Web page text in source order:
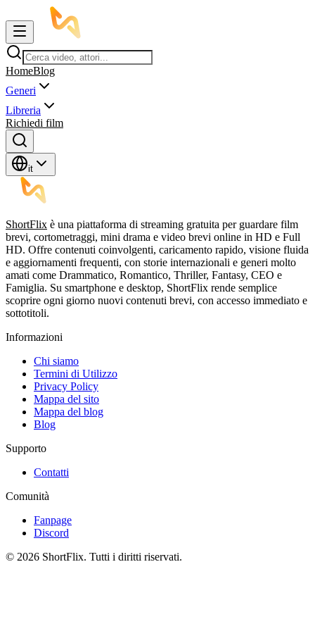
HomeBlog
Generi
Libreria
Richiedi film
it
ShortFlix è una piattaforma di streaming gratuita per guardare film
brevi, cortometraggi, mini drama e video brevi online in HD e Full
HD. Offre contenuti coinvolgenti, caricamento rapido, visione fluida
e aggiornamenti frequenti, con storie internazionali e generi molto
amati come Drammatico, Romantico, Thriller, Fantasy, CEO e
Famiglia. Su smartphone e desktop, ShortFlix rende semplice
scoprire ogni giorno nuovi contenuti brevi, con accesso immediato e
sottotitoli.
Informazioni
Chi siamo
Termini di Utilizzo
Privacy Policy
Mappa del sito
Mappa del blog
Blog
Supporto
Contatti
Comunità
Fanpage
Discord
© 2026 ShortFlix. Tutti i diritti riservati.